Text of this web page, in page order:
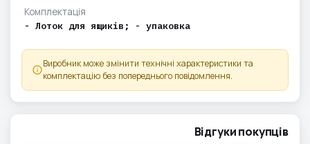
Комплектація
- Лоток для ящиків; - упаковка
Виробник може змінити технічні характеристики та
комплектацію без попереднього повідомлення.
Відгуки покупців